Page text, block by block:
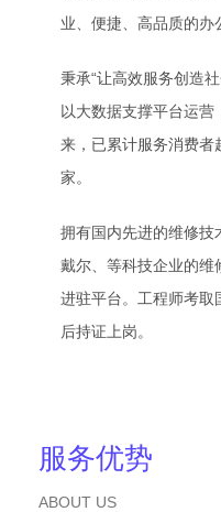
业、便捷、高品质的办
秉承“让高效服务创造
以大数据支撑平台运营
来，已累计服务消费者
家。
拥有国内先进的维修技
戴尔、等科技企业的维
进驻平台。工程师考取
后持证上岗。
服务优势
ABOUT US